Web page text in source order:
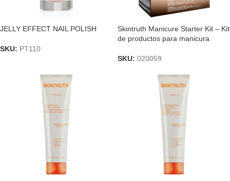
JELLY EFFECT NAIL POLISH
SKU: PT110
Skintruth Manicure Starter Kit – Kit
de productos para manicura
SKU: 020059